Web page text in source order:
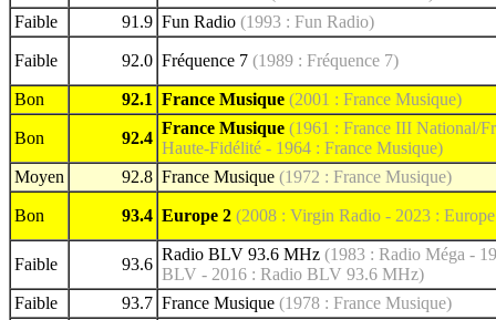
Faible
91.9 Fun Radio (1993 : Fun Radio)
Faible 92.0 Fréquence 7 (1989 : Fréquence 7)
Bon 92.1 France Musique (2001 : France Musique)
Bon 92.4
France Musique (1961 : France III National/
Haute-Fidélité - 1964 : France Musique)
Moyen
92.8 France Musique (1972 : France Musique)
Bon 93.4 Europe 2 (2008 : Virgin Radio - 2023 :
Faible 93.6
Radio BLV 93.6 MHz (1983 : Radio Méga -
BLV - 2016 : Radio BLV 93.6 MHz)
Faible
93.7 France Musique (1978 : France Musique)